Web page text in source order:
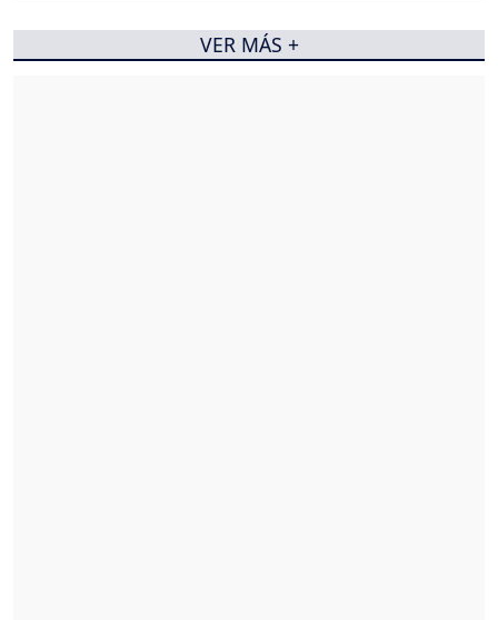
VER MÁS +